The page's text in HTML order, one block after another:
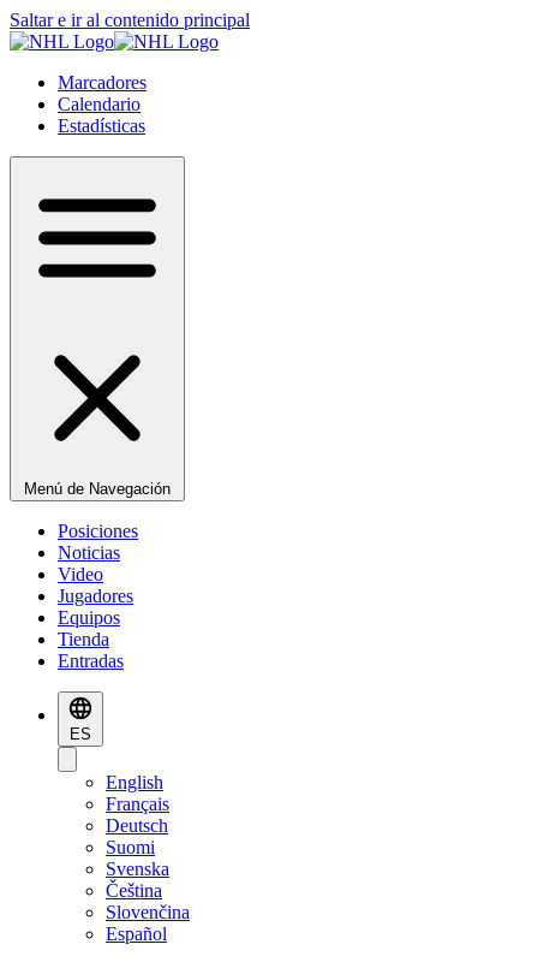
Saltar e ir al contenido principal
Marcadores
Calendario
Estadísticas
Menú de Navegación
Posiciones
Noticias
Video
Jugadores
Equipos
Tienda
Entradas
ES
English
Français
Deutsch
Suomi
Svenska
Čeština
Slovenčina
Español